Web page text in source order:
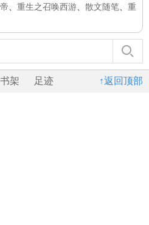
重生之召唤西游 散文随笔
重
↑返回顶部
书架 足迹